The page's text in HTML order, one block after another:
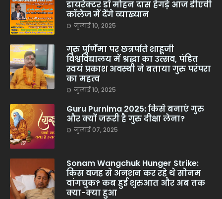
डायरेक्टर डॉ मोहन दास हेगड़े आज डीएवी
कॉलेज में देंगे व्याख्यान
जुलाई 10, 2025
गुरु पूर्णिमा पर छत्रपति शाहूजी
विश्वविद्यालय में श्रद्धा का उत्सव, पंडित
स्वयं प्रकाश अवस्थी ने बताया गुरु परंपरा
का महत्व
जुलाई 10, 2025
Guru Purnima 2025: किसे बनाएं गुरु
और क्यों जरूरी है गुरु दीक्षा लेना?
जुलाई 07, 2025
Sonam Wangchuk Hunger Strike:
किस वजह से अनशन कर रहे थे सोनम
वांगचुक? कब हुई शुरुआत और अब तक
क्या-क्या हुआ